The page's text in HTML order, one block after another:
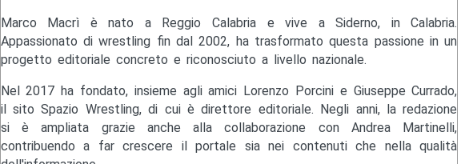
Marco Macrì è nato a Reggio Calabria e vive a Siderno, in Calabria.
Appassionato di wrestling fin dal 2002, ha trasformato questa passione in un
progetto editoriale concreto e riconosciuto a livello nazionale.
Nel 2017 ha fondato, insieme agli amici Lorenzo Porcini e Giuseppe Currado,
il sito Spazio Wrestling, di cui è direttore editoriale. Negli anni, la redazione
si è ampliata grazie anche alla collaborazione con Andrea Martinelli,
contribuendo a far crescere il portale sia nei contenuti che nella qualità